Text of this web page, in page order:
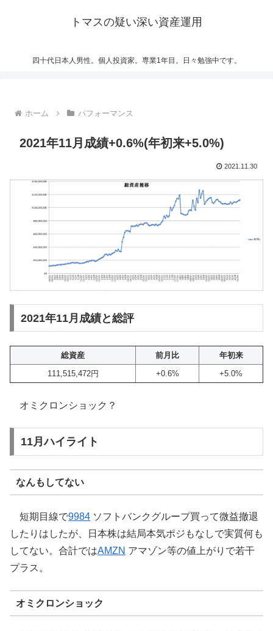
トマスの疑い深い資産運用
四十代日本人男性。個人投資家。専業1年目。日々勉強中です。
ホーム パフォーマンス
2021年11月成績+0.6%(年初来+5.0%)
2021.11.30
2021年11月成績と総評
総資産 前月比
年初来
111,515,472円
+0.6% +5.0%
オミクロンショック？
11月ハイライト
なんもしてない
短期目線で9984 ソフトバンクグループ買って微益撤退
したりはしたが、日本株は結局本気ポジもなしで実質何も
してない。合計ではAMZN アマゾン等の値上がりで若干
プラス。
オミクロンショック